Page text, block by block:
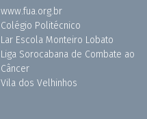
www.fua.org.br
Colégio Politécnico
Lar Escola Monteiro Lobato
Liga Sorocabana de Combate ao
Câncer
Vila dos Velhinhos